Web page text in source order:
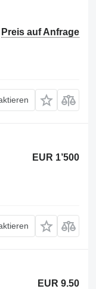
Preis auf Anfrage
EUR 1’500
EUR 9.50